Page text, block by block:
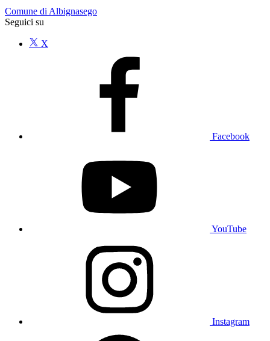
Comune di Albignasego
Seguici su
X
Facebook
YouTube
Instagram